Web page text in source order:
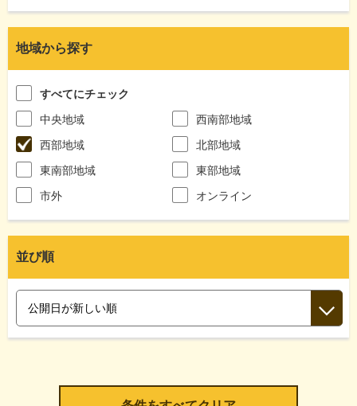
地域から探す
すべてにチェック
中央地域
西南部地域
西部地域
北部地域
東南部地域
東部地域
市外
オンライン
並び順